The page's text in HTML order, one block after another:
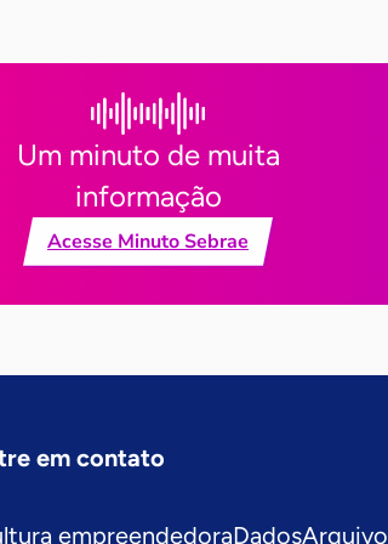
Um minuto de muita
informação
Acesse Minuto Sebrae
em contato
empreendedoraDadosArquivo